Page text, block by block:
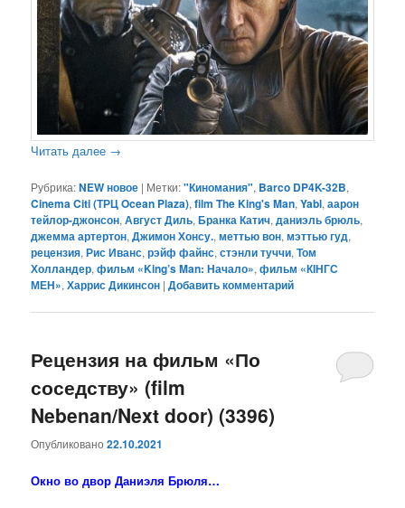
Читать далее →
Рубрика:NEW новое | Метки:"Киномания", Barco DP4K-32B,
Cinema Citi (ТРЦ Ocean Plaza),film The King's Man,Yabl,аарон
тейлор-джонсон,Август Диль,Бранка Катич,даниэль брюль,
джемма артертон,Джимон Хонсу.,меттью вон,мэттью гуд,
рецензия,Рис Иванс,рэйф файнс,стэнли туччи,Том
Холландер,фильм «King’s Man: Начало»,фильм «КІНГС
МЕН»,Харрис Дикинсон |Добавить комментарий
Рецензия на фильм «По
соседству» (film
Nebenan/Next door) (3396)
Опубликовано22.10.2021
Окно во двор Даниэля Брюля…